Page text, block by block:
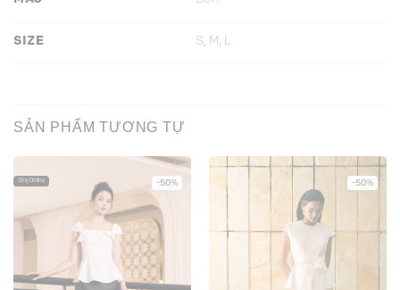
SIZE S, M, L
SẢN PHẨM TƯƠNG TỰ
-50%
Only Online -50%